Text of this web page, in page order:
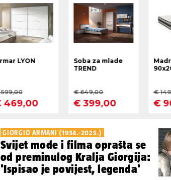
GIORGIO ARMANI (1934.-2025.)
Svijet mode i filma oprašta se
od preminulog Kralja Giorgija:
'Ispisao je povijest, legenda'